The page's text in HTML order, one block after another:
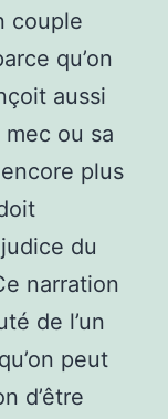
couple
qu’on
aussi
ou sa
plus
du
narration
de l’un
peut
d’être